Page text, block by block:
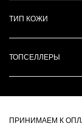
ТИП КОЖИ
ТОПСЕЛЛЕРЫ
ПРИНИМАЕМ К